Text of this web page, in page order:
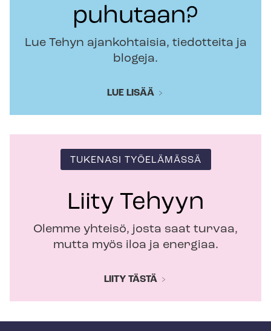
puhutaan?
Lue Tehyn ajankohtaisia, tiedotteita ja
blogeja.
LUE LISÄÄ
TUKENASI TYÖELÄMÄSSÄ
Liity Tehyyn
Olemme yhteisö, josta saat turvaa,
mutta myös iloa ja energiaa.
LIITY TÄSTÄ